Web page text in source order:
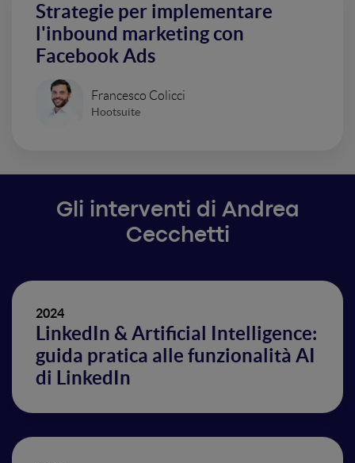
Strategie per implementare
l'inbound marketing con
Facebook Ads
Francesco Colicci
Hootsuite
Gli interventi di Andrea
Cecchetti
2024
LinkedIn & Artificial Intelligence:
guida pratica alle funzionalità AI
di LinkedIn